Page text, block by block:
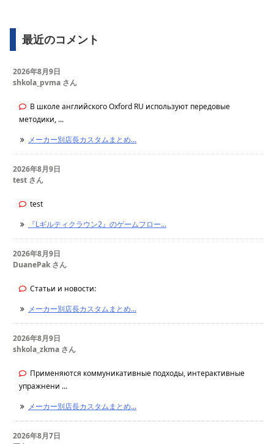
最近のコメント
2026年8月9日
shkola_pvma さん
В школе английского Oxford RU используют передовые
методики, ...
メーカー別店長カスタムまとめ...
2026年8月9日
test さん
test
『Lギルティクラウン2』のゲームフロー...
2026年8月9日
DuanePak さん
Статьи и новости:
メーカー別店長カスタムまとめ...
2026年8月9日
shkola_zkma さん
Применяются коммуникативные подходы, интерактивные
упражнени ...
メーカー別店長カスタムまとめ...
2026年8月7日